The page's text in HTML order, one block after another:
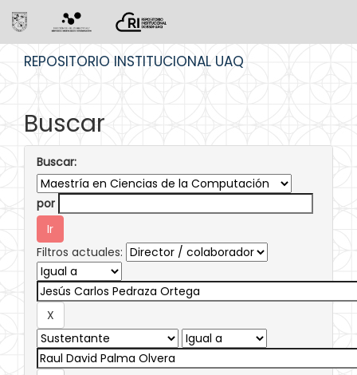
REPOSITORIO INSTITUCIONAL UAQ
Buscar
Buscar:
por
Filtros actuales: